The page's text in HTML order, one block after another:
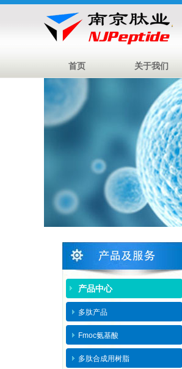
首页 关于我们
产品中心
多肽产品
Fmoc氨基酸
多肽合成用树脂